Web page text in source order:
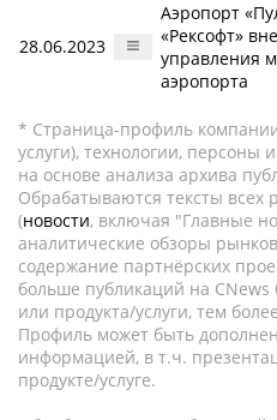
28.06.2023
Аэропорт
«Рексофт»
управления
аэропорта
* Страница-профиль
услуги), технологии, персоны
на основе анализа архива
Обрабатываются тексты всех
(новости, включая "Главные
аналитические обзоры
содержание партнёрских
больше публикаций на
или продукта/услуги, тем
Профиль может быть
информацией, в т.ч.
продукте/услуге.